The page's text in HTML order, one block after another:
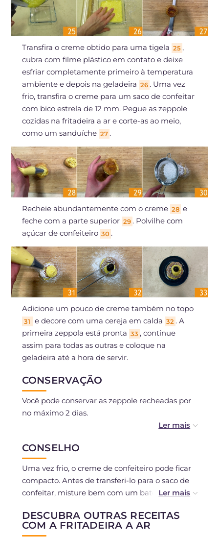
Transfira o creme obtido para uma tigela 25 ,
cubra com filme plástico em contato e deixe
esfriar completamente primeiro à temperatura
ambiente e depois na geladeira 26 . Uma vez
frio, transfira o creme para um saco de confeitar
com bico estrela de 12 mm. Pegue as zeppole
cozidas na fritadeira a ar e corte-as ao meio,
como um sanduíche 27 .
Recheie abundantemente com o creme 28 e
feche com a parte superior 29 . Polvilhe com
açúcar de confeiteiro 30 .
Adicione um pouco de creme também no topo
31 e decore com uma cereja em calda 32 . A
primeira zeppola está pronta 33 , continue
assim para todas as outras e coloque na
geladeira até a hora de servir.
CONSERVAÇÃO
Você pode conservar as zeppole recheadas por
no máximo 2 dias.
por 3-4 dias em um recipiente hermético, ou
congelá-las.
Você pode conservar o creme na geladeira por 3
dias.
CONSELHO
Uma vez frio, o creme de confeiteiro pode ficar
compacto. Antes de transferi-lo para o saco de
confeitar, misture bem com um batedor.
Se preferir, você pode aromatizar o creme com
raspas de limão ou laranja.
DESCUBRA OUTRAS RECEITAS
COM A FRITADEIRA A AR